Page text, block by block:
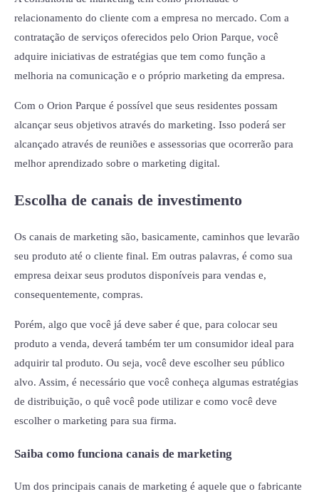
relacionamento do cliente com a empresa no mercado. Com a
contratação de serviços oferecidos pelo Orion Parque, você
adquire iniciativas de estratégias que tem como função a
melhoria na comunicação e o próprio marketing da empresa.
Com o Orion Parque é possível que seus residentes possam
alcançar seus objetivos através do marketing. Isso poderá ser
alcançado através de reuniões e assessorias que ocorrerão para
melhor aprendizado sobre o marketing digital.
Escolha de canais de investimento
Os canais de marketing são, basicamente, caminhos que levarão
seu produto até o cliente final. Em outras palavras, é como sua
empresa deixar seus produtos disponíveis para vendas e,
consequentemente, compras.
Porém, algo que você já deve saber é que, para colocar seu
produto a venda, deverá também ter um consumidor ideal para
adquirir tal produto. Ou seja, você deve escolher seu público
alvo. Assim, é necessário que você conheça algumas estratégias
de distribuição, o quê você pode utilizar e como você deve
escolher o marketing para sua firma.
Saiba como funciona canais de marketing
Um dos principais canais de marketing é aquele que o fabricante